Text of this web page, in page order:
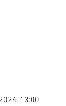
13:00